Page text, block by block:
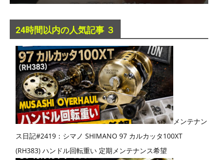
24時間以内の人気記事 ３
メンテナン
ス日記#2419：シマノ SHIMANO 97 カルカッタ100XT
(RH383) ハンドル回転重い 定期メンテナンス希望